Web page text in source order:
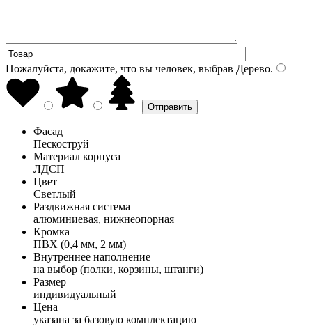
Пожалуйста, докажите, что вы человек, выбрав Дерево.
Фасад
Пескоструй
Материал корпуса
ЛДСП
Цвет
Светлый
Раздвижная система
алюминиевая, нижнеопорная
Кромка
ПВХ (0,4 мм, 2 мм)
Внутреннее наполнение
на выбор (полки, корзины, штанги)
Размер
индивидуальный
Цена
указана за базовую комплектацию